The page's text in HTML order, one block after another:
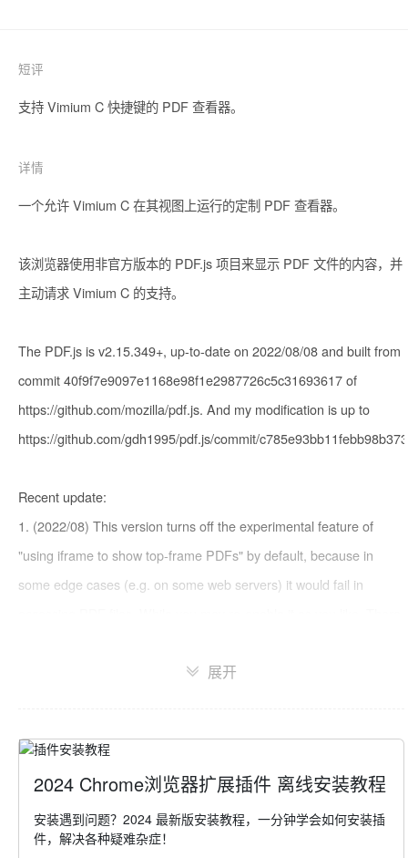
短评
支持 Vimium C 快捷键的 PDF 查看器。
详情
一个允许 Vimium C 在其视图上运行的定制 PDF 查看器。
该浏览器使用非官方版本的 PDF.js 项目来显示 PDF 文件的内容，并
主动请求 Vimium C 的支持。
The PDF.js is v2.15.349+, up-to-date on 2022/08/08 and built from
commit 40f9f7e9097e1168e98f1e2987726c5c31693617 of
https://github.com/mozilla/pdf.js. And my modification is up to
https://github.com/gdh1995/pdf.js/commit/
Recent update:
1. (2022/08) This version turns off the experimental feature of
"using iframe to show top-frame PDFs" by default, because in
some edge cases (e.g. on some web servers) it would fail in
2. (2022/08) update the version of PDF.js
展开
2024 Chrome浏览器扩展插件 离线安装教程
安装遇到问题？2024 最新版安装教程，一分钟学会如何安装插
件，解决各种疑难杂症！